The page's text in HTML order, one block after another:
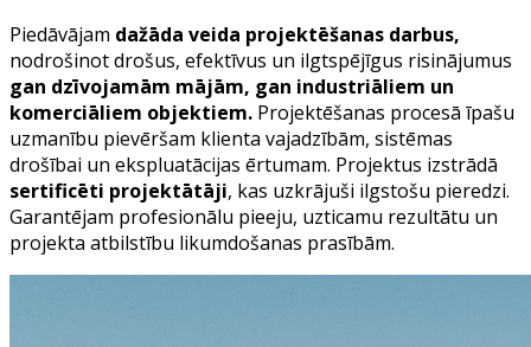
Piedāvājam dažāda veida projektēšanas darbus,
nodrošinot drošus, efektīvus un ilgtspējīgus risinājumus
gan dzīvojamām mājām, gan industriāliem un
komerciāliem objektiem. Projektēšanas procesā īpašu
uzmanību pievēršam klienta vajadzībām, sistēmas
drošībai un ekspluatācijas ērtumam. Projektus izstrādā
sertificēti projektātāji, kas uzkrājuši ilgstošu pieredzi.
Garantējam profesionālu pieeju, uzticamu rezultātu un
projekta atbilstību likumdošanas prasībām.